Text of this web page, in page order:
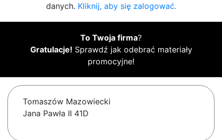
danych. Kliknij, aby się zalogować.
To Twoja firma?
Gratulacje! Sprawdź jak odebrać materiały
promocyjne!
Tomaszów Mazowiecki
Jana Pawła II 41D